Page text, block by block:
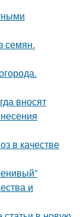
семян.
вносят
в качестве
и